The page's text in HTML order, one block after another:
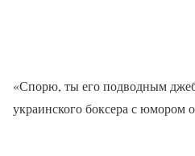
«Спорю, ты его подводным
украинского боксера с юмором